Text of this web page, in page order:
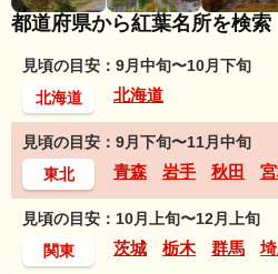
都道府県から紅葉名所を検索
見頃の目安：9月中旬〜10月下旬
北海道
北海道
見頃の目安：9月下旬〜11月中旬
東北
青森 岩手 秋田
見頃の目安：10月上旬〜12月上旬
関東
茨城 栃木 群馬